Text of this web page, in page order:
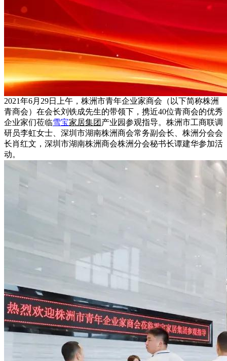
2021年6月29日上午，株洲市青年企业家商会（以下简称株洲
青商会）在会长刘铁成先生的带领下，携近40位青商会的优秀
企业家们莅临雪宝家居集团 产业园参观指导。株洲市工商联调
研员李虹女士、深圳市湖南株洲商会常务副会长、株洲分会会
长肖红文，深圳市湖南株洲商会株洲分会秘书长谭建华参加活
动。